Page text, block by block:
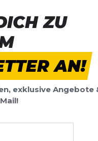
ZU
AN!
exklusive Angebote